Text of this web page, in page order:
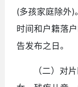
(多孩家庭除外)
时间和户籍落
告发布之日。
（二）对